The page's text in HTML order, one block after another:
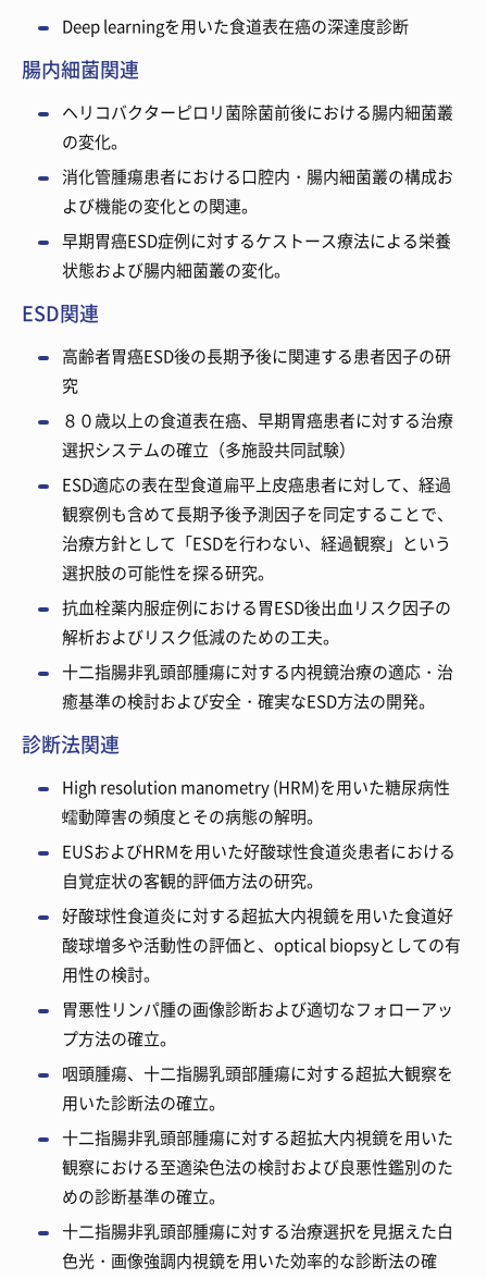
Deep learningを用いた食道表在癌の深達度診断
腸内細菌関連
ヘリコバクターピロリ菌除菌前後における腸内細菌叢
の変化。
消化管腫瘍患者における口腔内・腸内細菌叢の構成お
よび機能の変化との関連。
早期胃癌ESD症例に対するケストース療法による栄養
状態および腸内細菌叢の変化。
ESD関連
高齢者胃癌ESD後の長期予後に関連する患者因子の研
究
８０歳以上の食道表在癌、早期胃癌患者に対する治療
選択システムの確立（多施設共同試験）
ESD適応の表在型食道扁平上皮癌患者に対して、経過
観察例も含めて長期予後予測因子を同定することで、
治療方針として「ESDを行わない、経過観察」という
選択肢の可能性を探る研究。
抗血栓薬内服症例における胃ESD後出血リスク因子の
解析およびリスク低減のための工夫。
十二指腸非乳頭部腫瘍に対する内視鏡治療の適応・治
癒基準の検討および安全・確実なESD方法の開発。
診断法関連
High resolution manometry (HRM)を用いた糖尿病性
蠕動障害の頻度とその病態の解明。
EUSおよびHRMを用いた好酸球性食道炎患者における
自覚症状の客観的評価方法の研究。
好酸球性食道炎に対する超拡大内視鏡を用いた食道好
酸球増多や活動性の評価と、optical biopsyとしての有
用性の検討。
胃悪性リンパ腫の画像診断および適切なフォローアッ
プ方法の確立。
咽頭腫瘍、十二指腸乳頭部腫瘍に対する超拡大観察を
用いた診断法の確立。
十二指腸非乳頭部腫瘍に対する超拡大内視鏡を用いた
観察における至適染色法の検討および良悪性鑑別のた
めの診断基準の確立。
十二指腸非乳頭部腫瘍に対する治療選択を見据えた白
色光・画像強調内視鏡を用いた効率的な診断法の確